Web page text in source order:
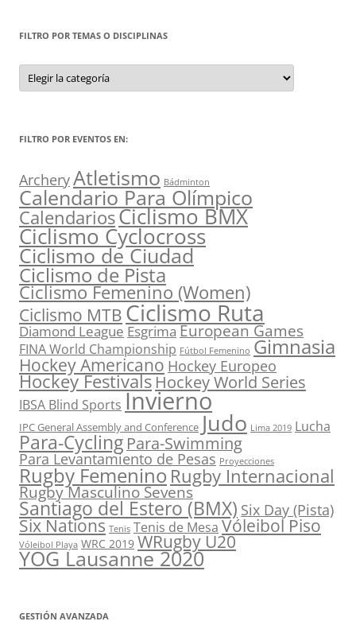
FILTRO POR TEMAS O DISCIPLINAS
Filtro
por
Temas
FILTRO POR EVENTOS EN:
ArcheryAtletismo Bádminton
Calendario Para Olímpico
CalendariosCiclismo BMX
Ciclismo Cyclocross
Ciclismo de Ciudad
Ciclismo de Pista
Ciclismo Femenino (Women)
Ciclismo MTBCiclismo Ruta
Diamond League EsgrimaEuropean Games
FINA World Championship Fútbol Femenino Gimnasia
Hockey Americano Hockey Europeo
Hockey FestivalsHockey World Series
IBSA Blind Sports Invierno
IPC General Assembly and Conference Judo Lima 2019 Lucha
Para-Cycling Para-Swimming
Para Levantamiento de Pesas Proyecciones
Rugby FemeninoRugby Internacional
Rugby Masculino Sevens
Santiago del Estero (BMX) Six Day (Pista)
Six Nations Tenis Tenis de Mesa Vóleibol Piso
Vóleibol Playa WRC 2019 WRugby U20
YOG Lausanne 2020
GESTIÓN AVANZADA